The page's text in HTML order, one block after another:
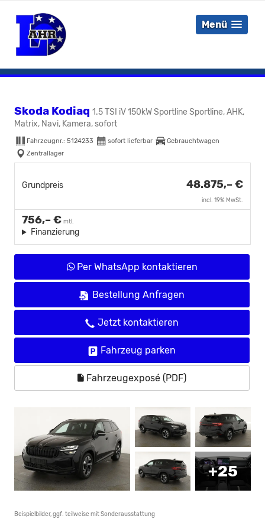
Menü
Skoda Kodiaq 1.5 TSI iV 150kW Sportline Sportline, AHK,
Matrix, Navi, Kamera, sofort
Fahrzeugnr.: 5124233 sofort lieferbar
Gebrauchtwagen
Zentrallager
Grundpreis 48.875,– €
incl. 19% MwSt.
756,– € mtl.
Finanzierung
Per WhatsApp kontaktieren
Bestellung Anfragen
Jetzt kontaktieren
Fahrzeug parken
Fahrzeugexposé (PDF)
+25
Beispielbilder, ggf. teilweise mit Sonderausstattung